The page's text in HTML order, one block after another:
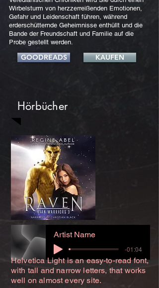
Wirbelsturm von herzzerreißenden Emotionen,
Gefahr und Leidenschaft führen, während
erderschütternde Geheimnisse enthüllt und die
Bande der Freundschaft und Familie auf die
Probe gestellt werden.
GOODREADS KAUFEN
Hörbücher
Artist Name
-01:04
Helvetica Light is an easy-to-read font,
with tall and narrow letters, that works
well on almost every site.